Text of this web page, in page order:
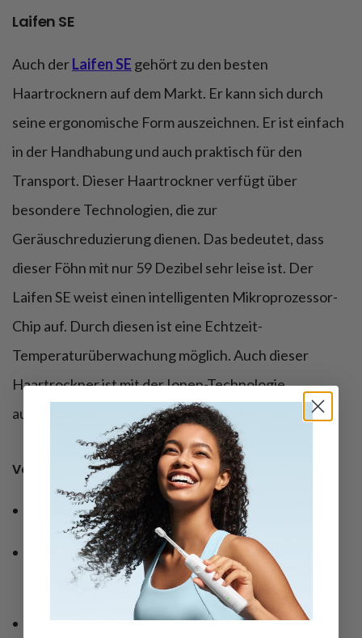
Laifen SE
Auch derLaifen SE gehört zu den besten
Haartrocknern auf dem Markt. Er kann sich durch
seine ergonomische Form auszeichnen. Er ist einfach
in der Handhabung und auch praktisch für den
Transport. Dieser Haartrockner verfügt über
besondere Technologien, die zur
Geräuschreduzierung dienen. Das bedeutet, dass
dieser Föhn mit nur 59 Dezibel sehr leise ist. Der
Laifen SE weist einen intelligenten Mikroprozessor-
Chip auf. Durch diesen ist eine Echtzeit-
Temperaturüberwachung möglich. Auch dieser
Haartrockner ist mit der Ionen-Technologie
ausgestattet.
Vorteile des Laifen SE:
schonendes Trocknen der Haare
auch bei geringer Temperatur werden die Haare
schnell trocken
weist die Ionen-Technologie auf